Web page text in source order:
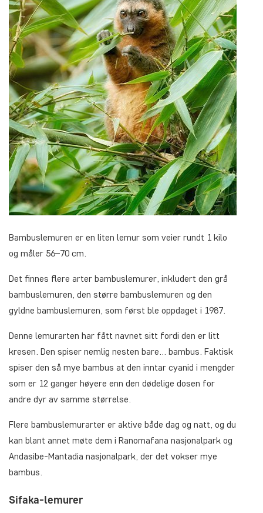
Bambuslemuren er en liten lemur som veier rundt 1 kilo
og måler 56–70 cm.
Det finnes flere arter bambuslemurer, inkludert den grå
bambuslemuren, den større bambuslemuren og den
gyldne bambuslemuren, som først ble oppdaget i 1987.
Denne lemurarten har fått navnet sitt fordi den er litt
kresen. Den spiser nemlig nesten bare… bambus. Faktisk
spiser den så mye bambus at den inntar cyanid i mengder
som er 12 ganger høyere enn den dødelige dosen for
andre dyr av samme størrelse.
Flere bambuslemurarter er aktive både dag og natt, og du
kan blant annet møte dem i Ranomafana nasjonalpark og
Andasibe-Mantadia nasjonalpark, der det vokser mye
bambus.
Sifaka-lemurer